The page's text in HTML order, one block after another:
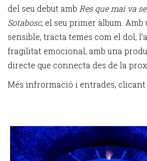
del seu debut amb Res que mai va
Sotabosc, el seu primer àlbum. Amb
sensible, tracta temes com el dol,
fragilitat emocional, amb una
directe que connecta des de la
Més infrormació i entrades, clicant